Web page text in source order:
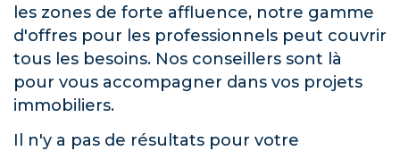
les zones de forte affluence, notre gamme
d'offres pour les professionnels peut couvrir
tous les besoins. Nos conseillers sont là
pour vous accompagner dans vos projets
immobiliers.
Il n'y a pas de résultats pour votre